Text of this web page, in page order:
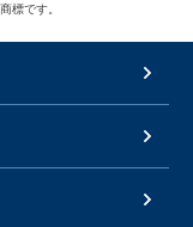
標です。